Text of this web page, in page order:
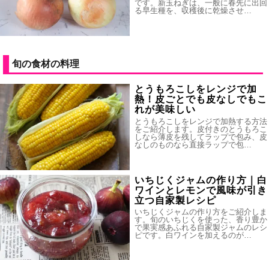
です。新玉ねぎは、一般に春先に出回
る早生種を、収穫後に乾燥させ…
旬の食材の料理
とうもろこしをレンジで加
熱！皮ごとでも皮なしでもこ
れが美味しい
とうもろこしをレンジで加熱する方法
をご紹介します。皮付きのとうもろこ
しなら薄皮を残してラップで包み、皮
なしのものなら直接ラップで包…
いちじくジャムの作り方｜白
ワインとレモンで風味が引き
立つ自家製レシピ
いちじくジャムの作り方をご紹介しま
す。旬のいちじくを使った、香り豊か
で果実感あふれる自家製ジャムのレシ
ピです。白ワインを加えるのが…